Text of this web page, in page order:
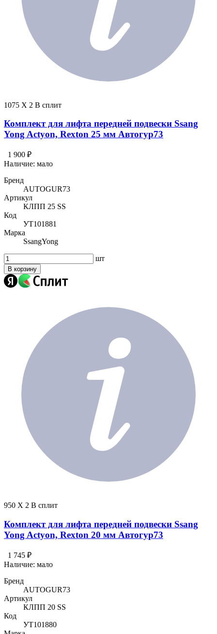
1075 X 2 В сплит
Комплект для лифта передней подвески Ssang
Yong Actyon, Rexton 25 мм Автогур73
1 900 ₽
Наличие: мало
Бренд
AUTOGUR73
Артикул
КЛПП 25 SS
Код
УТ101881
Марка
SsangYong
шт
В корзину
950 X 2 В сплит
Комплект для лифта передней подвески Ssang
Yong Actyon, Rexton 20 мм Автогур73
1 745 ₽
Наличие: мало
Бренд
AUTOGUR73
Артикул
КЛПП 20 SS
Код
УТ101880